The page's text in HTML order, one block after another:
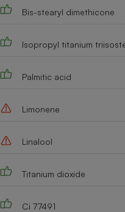
Bis-stearyl dimethicone
Isopropyl titanium
Palmitic acid
Limonene
Linalool
Titanium dioxide
Ci 77491